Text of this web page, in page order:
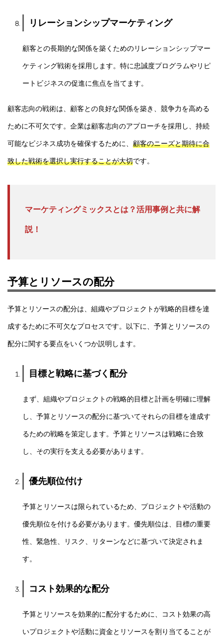
リレーションシップマーケティング
顧客との長期的な関係を築くためのリレーションシップマー
ケティング戦術を採用します。特に忠誠度プログラムやリピ
ートビジネスの促進に焦点を当てます。
顧客志向の戦術は、顧客との良好な関係を築き、競争力を高める
ために不可欠です。企業は顧客志向のアプローチを採用し、持続
可能なビジネス成功を確保するために、 顧客のニーズと期待に合
致した戦術を選択し実行することが大切です。
マーケティングミックスとは？活用事例と共に解
説！
予算とリソースの配分
予算とリソースの配分は、組織やプロジェクトが戦略的目標を達
成するために不可欠なプロセスです。以下に、予算とリソースの
配分に関する要点をいくつか説明します。
目標と戦略に基づく配分
まず、組織やプロジェクトの戦略的目標と計画を明確に理解
し、予算とリソースの配分に基づいてそれらの目標を達成す
るための戦略を策定します。予算とリソースは戦略に合致
し、その実行を支える必要があります。
優先順位付け
予算とリソースは限られているため、プロジェクトや活動の
優先順位を付ける必要があります。優先順位は、目標の重要
性、緊急性、リスク、リターンなどに基づいて決定されま
す。
コスト効果的な配分
予算とリソースを効果的に配分するために、コスト効果の高
いプロジェクトや活動に資金とリソースを割り当てることが